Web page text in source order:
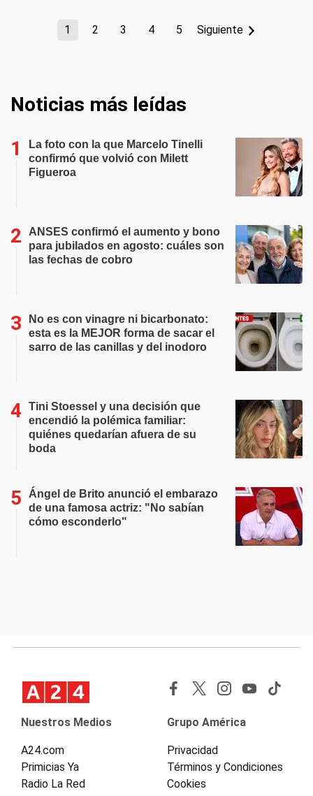
1 2 3 4 5 Siguiente
Noticias más leídas
La foto con la que Marcelo Tinelli
confirmó que volvió con Milett
Figueroa
ANSES confirmó el aumento y bono
para jubilados en agosto: cuáles son
las fechas de cobro
No es con vinagre ni bicarbonato:
esta es la MEJOR forma de sacar el
sarro de las canillas y del inodoro
Tini Stoessel y una decisión que
encendió la polémica familiar:
quiénes quedarían afuera de su
boda
Ángel de Brito anunció el embarazo
de una famosa actriz: "No sabían
cómo esconderlo"
Nuestros Medios
A24.com
Primicias Ya
Radio La Red
Grupo América
Privacidad
Términos y Condiciones
Cookies